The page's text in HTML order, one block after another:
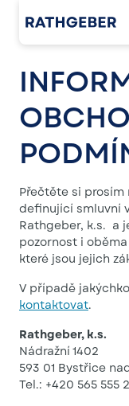
Přečtěte si prosím
definující smluvní
Rathgeber, k.s. a
pozornost i
které jsou jejich
V případě
kontaktovat.
Rathgeber, k.s.
Nádražní 1402
593 01 Bystřice
Tel.: +420 565 555